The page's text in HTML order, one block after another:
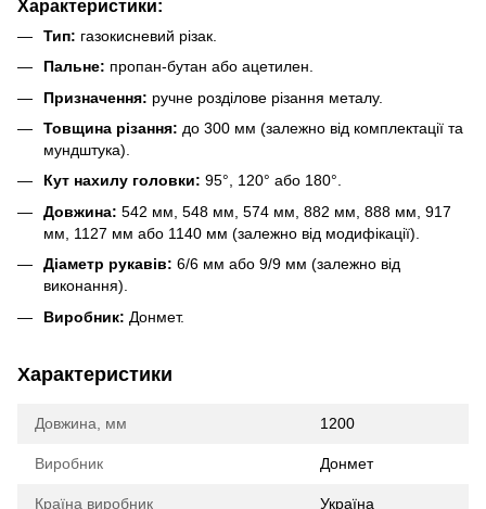
Характеристики:
Тип: газокисневий різак.
Пальне: пропан-бутан або ацетилен.
Призначення: ручне розділове різання металу.
Товщина різання: до 300 мм (залежно від комплектації та
мундштука).
Кут нахилу головки: 95°, 120° або 180°.
Довжина: 542 мм, 548 мм, 574 мм, 882 мм, 888 мм, 917
мм, 1127 мм або 1140 мм (залежно від модифікації).
Діаметр рукавів: 6/6 мм або 9/9 мм (залежно від
виконання).
Виробник: Донмет.
Характеристики
Довжина, мм 1200
Виробник Донмет
Країна виробник Україна